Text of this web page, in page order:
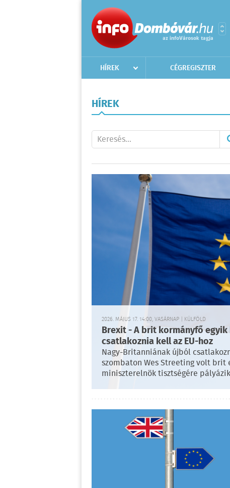
HÍREK CÉGREGISZTER
HÍREK
2026. MÁJUS 17. 14:00, VASÁRNAP | KÜLFÖLD
Brexit - A brit kormányfő
csatlakoznia kell az EU-hoz
Nagy-Britanniának újból
szombaton Wes Streeting volt brit
miniszterelnök tisztségére